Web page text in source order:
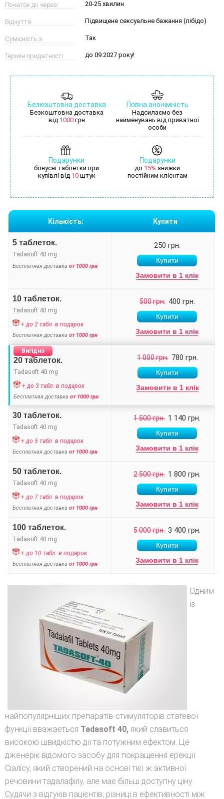
Початок дії через: 20-25 хвилин
Відчуття: Підвищене сексуальне бажання (лібідо)
Сумісність з Так
Термін придатності до 09.2027 року!
Безкоштовна доставка
Безкоштовна доставка
від 1000грн
Повна анонімність
Надсилаємо без
найменувань від приватної
особи
Подарунки
бонусні таблетки при
купівлі від 10штук
Подарунки
до 15% знижки
постійним клієнтам
Кількість: Купити
5 таблеток.
Tadasoft 40 mg
Бесплатная доставкаот 1000 грн
250 грн.
Замовити в 1 клік
10 таблеток.
Tadasoft 40 mg
+ до 2 табл. в подарок
Бесплатная доставкаот 1000 грн
500 грн. 400 грн.
Замовити в 1 клік
Вигідно
20 таблеток.
Tadasoft 40 mg
+ до 3 табл. в подарок
Бесплатная доставкаот 1000 грн
1 000 грн. 780 грн.
Замовити в 1 клік
30 таблеток.
Tadasoft 40 mg
+ до 5 табл. в подарок
Бесплатная доставкаот 1000 грн
1 500 грн. 1 140 грн.
Замовити в 1 клік
50 таблеток.
Tadasoft 40 mg
+ до 7 табл. в подарок
Бесплатная доставкаот 1000 грн
2 500 грн. 1 800 грн.
Замовити в 1 клік
100 таблеток.
Tadasoft 40 mg
+ до 10 табл. в подарок
Бесплатная доставкаот 1000 грн
5 000 грн. 3 400 грн.
Замовити в 1 клік
Одним
із
найпопулярніших препаратів-стимуляторів статевої
функції вважається Tadasoft 40, який славиться
високою швидкістю дії та потужним ефектом. Це
дженерік відомого засобу для покращення ерекції
Сіалісу, який створений на основі тієї ж активної
речовини тадалафілу, але має більш доступну ціну.
Судячи з відгуків пацієнтів, різниці в ефективності між